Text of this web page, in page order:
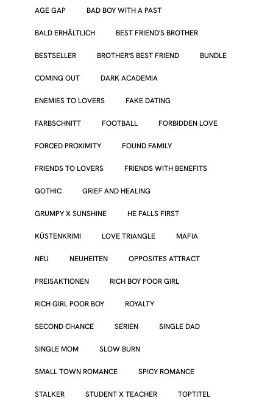
AGE GAP BAD BOY WITH A PAST
BALD ERHÄLTLICH BEST FRIEND'S BROTHER
BESTSELLER BROTHER'S BEST FRIEND BUNDLE
COMING OUT DARK ACADEMIA
ENEMIES TO LOVERS FAKE DATING
FARBSCHNITT FOOTBALL FORBIDDEN LOVE
FORCED PROXIMITY FOUND FAMILY
FRIENDS TO LOVERS FRIENDS WITH BENEFITS
GOTHIC GRIEF AND HEALING
GRUMPY X SUNSHINE HE FALLS FIRST
KÜSTENKRIMI LOVE TRIANGLE MAFIA
NEU NEUHEITEN OPPOSITES ATTRACT
PREISAKTIONEN RICH BOY POOR GIRL
RICH GIRL POOR BOY ROYALTY
SECOND CHANCE SERIEN SINGLE DAD
SINGLE MOM SLOW BURN
SMALL TOWN ROMANCE SPICY ROMANCE
STALKER STUDENT X TEACHER TOPTITEL